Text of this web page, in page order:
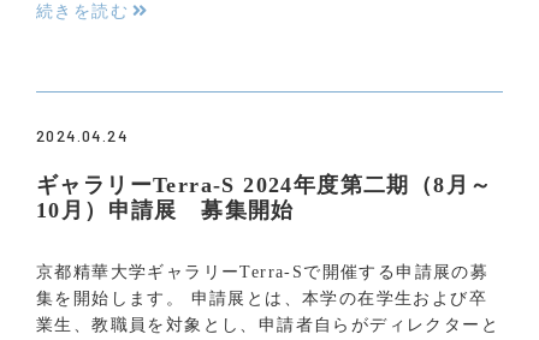
続きを読む
2024.04.24
ギャラリーTerra-S 2024年度第二期（8月～
10月）申請展 募集開始
京都精華大学ギャラリーTerra-Sで開催する申請展の募
集を開始します。 申請展とは、本学の在学生および卒
業生、教職員を対象とし、申請者自らがディレクターと